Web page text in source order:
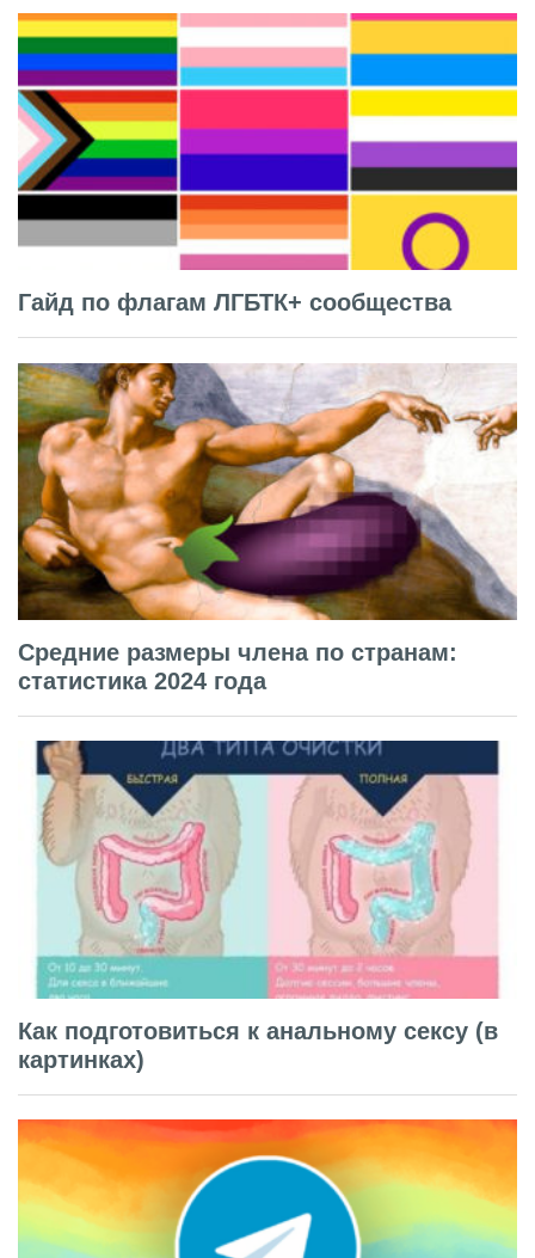
Гайд по флагам ЛГБТК+ сообщества
Средние размеры члена по странам:
статистика 2024 года
Как подготовиться к анальному сексу (в
картинках)